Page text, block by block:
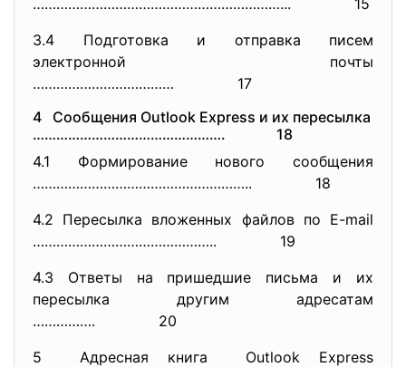
………………………………………………………...
15
3.4 Подготовка и отправка писем
электронной почты
……………………………… 17
4 Сообщения Outlook Express и их пересылка
…………………………………………. 18
4.1 Формирование нового сообщения
………………………………………………..
18
4.2 Пересылка вложенных файлов по E-mail
……………………………………….. 19
4.3 Ответы на пришедшие письма и их
пересылка другим адресатам
……………. 20
5 Адресная книга Outlook Express